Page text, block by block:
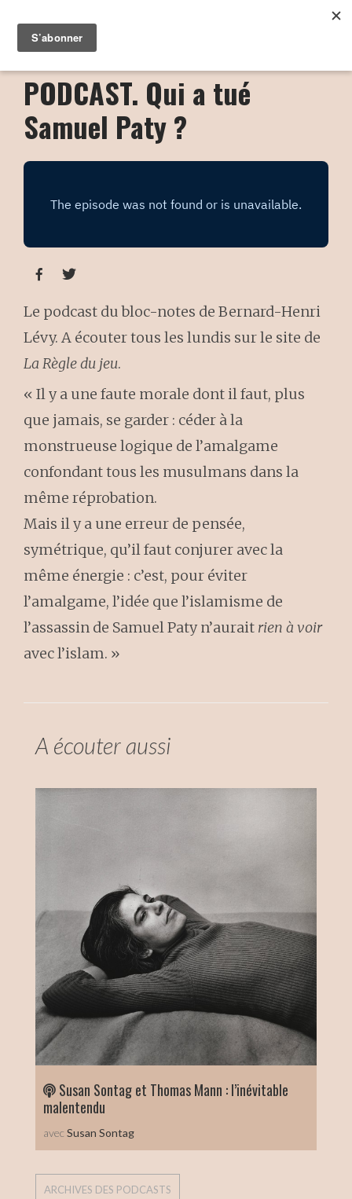
PODCAST. Qui a tué
Samuel Paty ?
 
Le podcast du bloc-notes de Bernard-Henri
Lévy. A écouter tous les lundis sur le site de
La Règle du jeu.
« Il y a une faute morale dont il faut, plus
que jamais, se garder : céder à la
monstrueuse logique de l’amalgame
confondant tous les musulmans dans la
même réprobation.
Mais il y a une erreur de pensée,
symétrique, qu’il faut conjurer avec la
même énergie : c’est, pour éviter
l’amalgame, l’idée que l’islamisme de
l’assassin de Samuel Paty n’aurait rien à voir
avec l’islam. »
A écouter aussi
Susan Sontag et Thomas Mann : l’inévitable
malentendu
avec Susan Sontag
ARCHIVES DES PODCASTS